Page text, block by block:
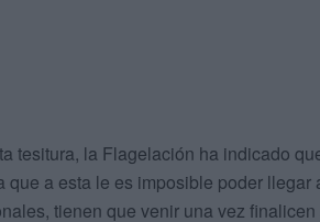
tesitura, la Flagelación ha indicado
que a esta le es imposible poder
tienen que venir una vez